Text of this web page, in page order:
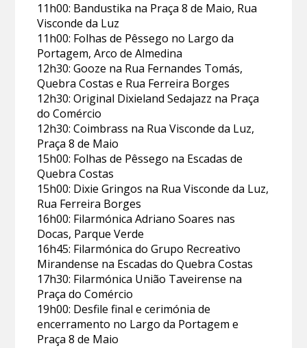
11h00: Bandustika na Praça 8 de Maio, Rua
Visconde da Luz
11h00: Folhas de Pêssego no Largo da
Portagem, Arco de Almedina
12h30: Gooze na Rua Fernandes Tomás,
Quebra Costas e Rua Ferreira Borges
12h30: Original Dixieland Sedajazz na Praça
do Comércio
12h30: Coimbrass na Rua Visconde da Luz,
Praça 8 de Maio
15h00: Folhas de Pêssego na Escadas de
Quebra Costas
15h00: Dixie Gringos na Rua Visconde da Luz,
Rua Ferreira Borges
16h00: Filarmónica Adriano Soares nas
Docas, Parque Verde
16h45: Filarmónica do Grupo Recreativo
Mirandense na Escadas do Quebra Costas
17h30: Filarmónica União Taveirense na
Praça do Comércio
19h00: Desfile final e cerimónia de
encerramento no Largo da Portagem e
Praça 8 de Maio